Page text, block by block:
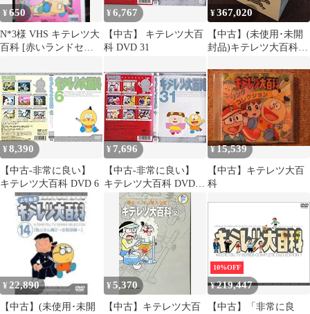
¥650
N*3様 VHS キテレツ大
百科 [赤いランドセル
¥6,767
【中古】 キテレツ大百
科 DVD 31
¥367,020
【中古】(未使用･未開
封品)キテレツ大百科
¥8,390
【中古-非常に良い】
キテレツ大百科 DVD 6
¥ 7,696
【中古-非常に良い】
キテレツ大百科 DVD
¥15,539
【中古】キテレツ大百
科
¥ 22,890
【中古】(未使用･未開
¥5,370
【中古】キテレツ大百
10%OFF
¥219,447
【中古】「非常に良